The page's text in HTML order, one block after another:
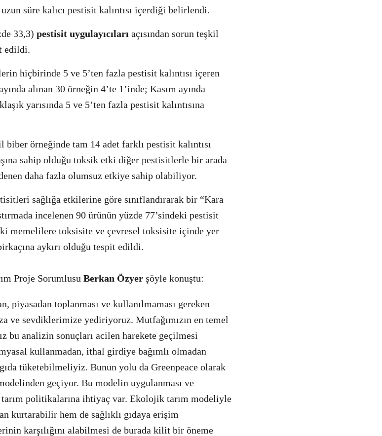
süre kalıcı pestisit kalıntısı içerdiği belirlendi.
33,3) pestisit uygulayıcıları açısından sorun teşkil
edildi.
hiçbirinde 5 ve 5’ten fazla pestisit kalıntısı içeren
alınan 30 örneğin 4’te 1’inde; Kasım ayında
yarısında 5 ve 5’ten fazla pestisit kalıntısına
biber örneğinde tam 14 adet farklı pestisit kalıntısı
sahip olduğu toksik etki diğer pestisitlerle bir arada
daha fazla olumsuz etkiye sahip olabiliyor.
sağlığa etkilerine göre sınıflandırarak bir “Kara
incelenen 90 ürünün yüzde 77’sindeki pestisit
memelilere toksisite ve çevresel toksisite içinde yer
aykırı olduğu tespit edildi.
Proje Sorumlusu Berkan Özyer şöyle konuştu:
piyasadan toplanması ve kullanılmaması gereken
ve sevdiklerimize yediriyoruz. Mutfağımızın en temel
bu analizin sonuçları acilen harekete geçilmesi
kullanmadan, ithal girdiye bağımlı olmadan
tüketebilmeliyiz. Bunun yolu da Greenpeace olarak
geçiyor. Bu modelin uygulanması ve
politikalarına ihtiyaç var. Ekolojik tarım modeliyle
kurtarabilir hem de sağlıklı gıdaya erişim
karşılığını alabilmesi de burada kilit bir öneme